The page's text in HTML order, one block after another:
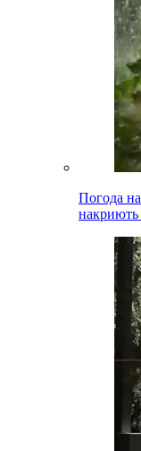
Погода
накриють